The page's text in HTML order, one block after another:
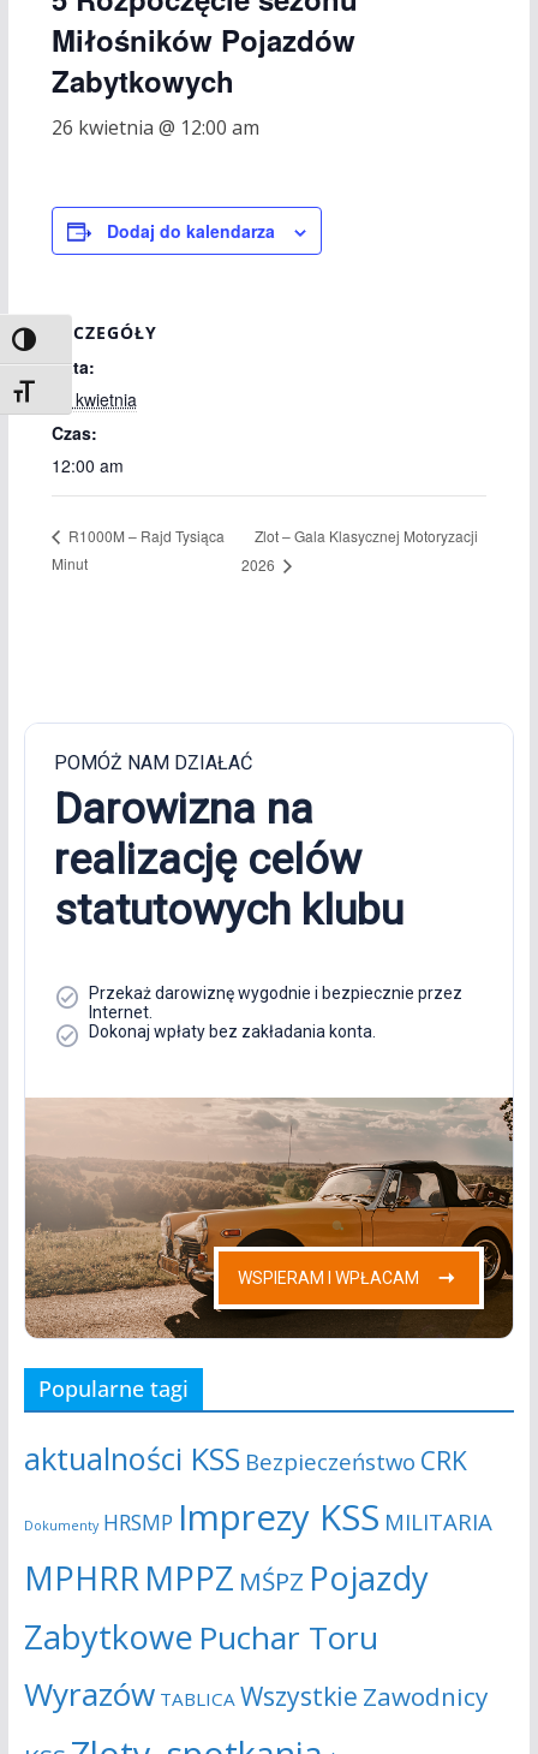
Toggle High Contrast
Toggle Font size
Miłośników Pojazdów
Zabytkowych
26 kwietnia @ 12:00 am
Dodaj do kalendarza
SZCZEGÓŁY
Data:
26 kwietnia
Czas:
12:00 am
R1000M – Rajd Tysiąca
Minut
Zlot – Gala Klasycznej Motoryzacji
2026
Popularne tagi
aktualności KSS Bezpieczeństwo CRK
Dokumenty HRSMP Imprezy KSS MILITARIA
MPHRRMPPZ MŚPZ Pojazdy
Zabytkowe Puchar Toru
Wyrazów TABLICA Wszystkie Zawodnicy